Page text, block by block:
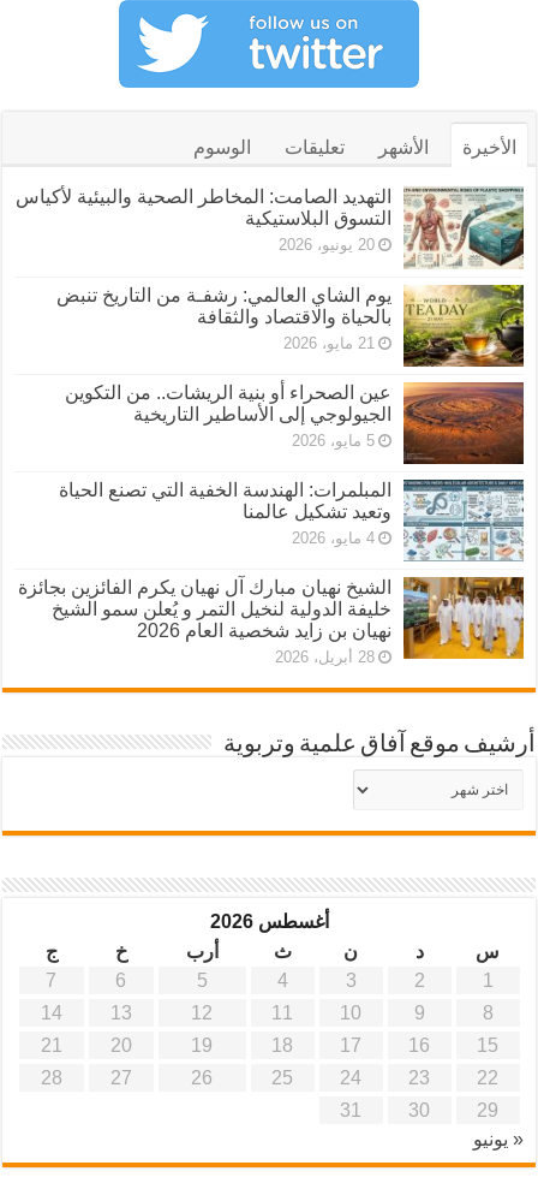
الأخيرة الأشهر تعليقات الوسوم
التهديد الصامت: المخاطر الصحية والبيئية لأكياس
التسوق البلاستيكية
20 يونيو، 2026
يوم الشاي العالمي: رشفـة من التاريخ تنبض
بالحياة والاقتصاد والثقافة
21 مايو، 2026
عين الصحراء أو بنية الريشات.. من التكوين
الجيولوجي إلى الأساطير التاريخية
5 مايو، 2026
المبلمرات: الهندسة الخفية التي تصنع الحياة
وتعيد تشكيل عالمنا
4 مايو، 2026
الشيخ نهيان مبارك آل نهيان يكرم الفائزين بجائزة
خليفة الدولية لنخيل التمر و يُعلن سمو الشيخ
نهيان بن زايد شخصية العام 2026
28 أبريل، 2026
أرشيف موقع آفاق علمية وتربوية
أرشيف
موقع
أغسطس 2026
س
د ن ث أرب خ
ج
1
2
3
4
5
6
7
8
9
10
11
12
13
14
15
16
17
18
19
20
21
22
23
24
25
26
27
28
29
30
31
« يونيو